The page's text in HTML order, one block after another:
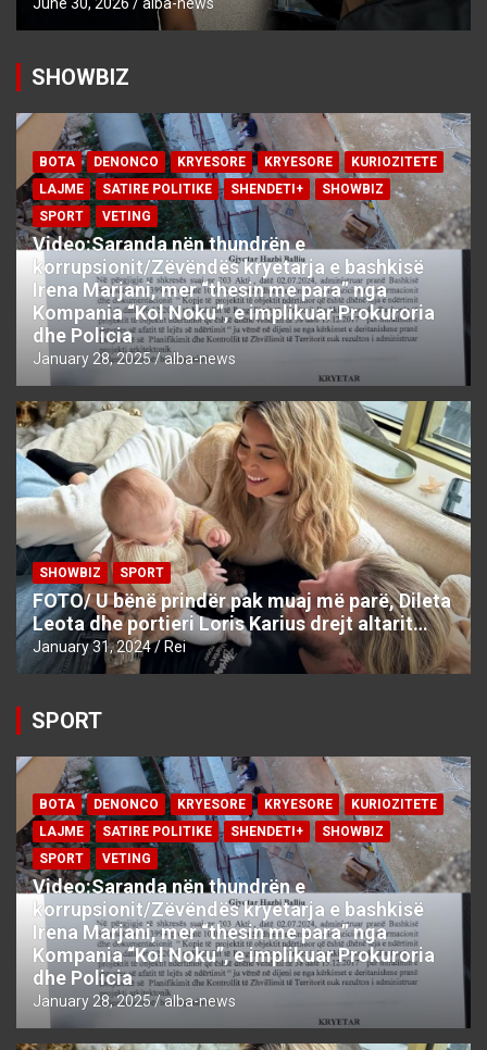
SHOWBIZ
BOTA DENONCO KRYESORE KRYESORE
KURIOZITETE
LAJME
SATIRE POLITIKE SHENDETI+
SHOWBIZ
SPORT
VETING
Video:Saranda nën thundrën e
korrupsionit/Zëvëndës kryetarja e bashkisë
Irena Marjani, mer “thesin me para” nga
Kompania “Kol Noku”, e implikuar Prokuroria
dhe Policia
January 28, 2025 alba-news
SHOWBIZ SPORT
FOTO/ U bënë prindër pak muaj më parë, Dileta
Leota dhe portieri Loris Karius drejt altarit…
January 31, 2024 Rei
SPORT
BOTA DENONCO KRYESORE KRYESORE
KURIOZITETE
LAJME
SATIRE POLITIKE SHENDETI+
SHOWBIZ
SPORT
VETING
Video:Saranda nën thundrën e
korrupsionit/Zëvëndës kryetarja e bashkisë
Irena Marjani, mer “thesin me para” nga
Kompania “Kol Noku”, e implikuar Prokuroria
dhe Policia
January 28, 2025 alba-news